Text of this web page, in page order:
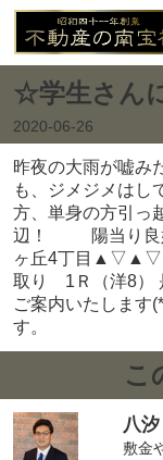
☆学生さん
2020-06-26
昨夜の大雨が嘘み
も、ジメジメはし
方、単身の方引っ
辺！
陽当り良
ヶ丘4丁目▲▽▲▽
取り 1Ｒ（洋8）
ご案内いたします
す。
こ
八
敷金